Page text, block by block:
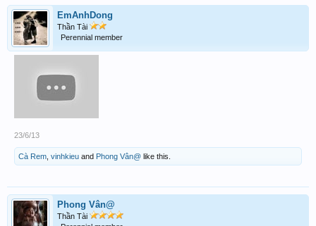
EmAnhDong
Thần Tài
Perennial member
23/6/13
Cà Rem vinhkieu and Phong Vân@ like this.
Phong Vân@
Thần Tài